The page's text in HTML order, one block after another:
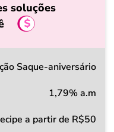
soluções
Saque-aniversário
1,79% a.m
a partir de R$50